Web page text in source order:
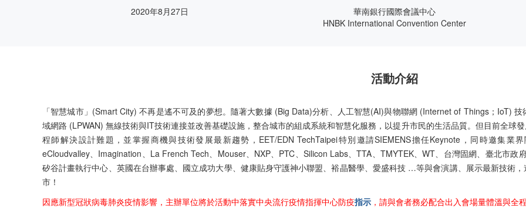
2020年8月27日
華南銀行國際會議中心
HNBK International Convention Center
活動介紹
「智慧城市」(Smart City) 不再是遙不可及的夢想。隨著大數據 (Big Data)分析、人工智慧(AI)與物聯網 (Internet of Things；IoT)
域網路 (LPWAN) 無線技術與IT技術連接並改善基礎設施，整合城市的組成系統和智慧化服務，以提升市民的生活品質。但目前全球
程師解決設計難題，並掌握商機與技術發展最新趨勢，EET/EDN TechTaipei特別邀請SIEMENS擔任Keynote，同時邀集業
eCloudvalley、Imagination、La French Tech、Mouser、NXP、PTC、Silicon Labs、TTA、TMYTEK、WT、台灣固網、臺北市政
矽谷計畫執行中心、英國在台辦事處、國立成功大學、健康貼身守護神小聯盟、裕晶醫學、愛盛科技 …等與會演講、展示最新技術
市！
因應新型冠狀病毒肺炎疫情影響，主辦單位將於活動中落實中央流行疫情指揮中心防疫指示 ，請與會者務必配合出入會場量體溫與全